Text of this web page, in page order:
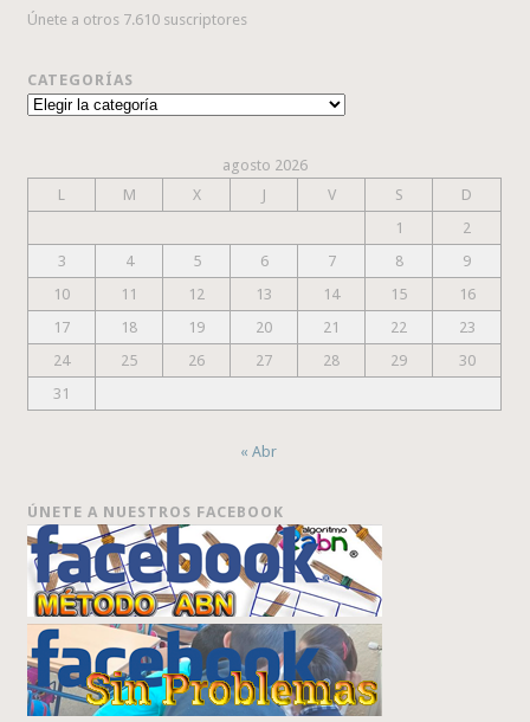
Únete a otros 7.610 suscriptores
CATEGORÍAS
Categorías
agosto 2026
L
M X J V S
D
1
2
3
4 5 6 7 8
9
10
11 12 13 14 15
16
17
18 19 20 21 22
23
24
25 26 27 28 29
30
31
« Abr
ÚNETE A NUESTROS FACEBOOK